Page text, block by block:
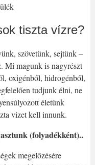
tiszta vízre?
szövetünk, sejtünk –
Mi magunk is nagyrészt
oxigénből, hidrogénből,
tudjunk élni, ne
életünk
vizet kell innunk.
(folyadékként)..
megelőzésére